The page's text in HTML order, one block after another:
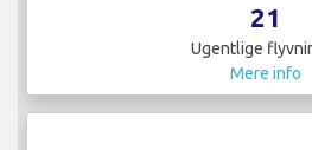
21
Ugentlige
Mere info